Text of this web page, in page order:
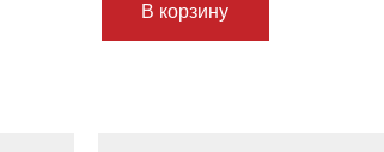
В корзину